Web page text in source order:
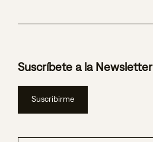
Suscríbete a la Newsletter
Suscribirme